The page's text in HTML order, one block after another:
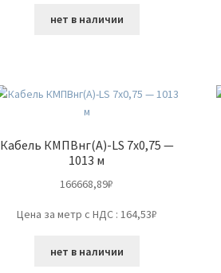
нет в наличии
Кабель КМПВнг(А)-LS 7х0,75 —
1013 м
166668,89₽
Цена за метр с НДС : 164,53₽
нет в наличии